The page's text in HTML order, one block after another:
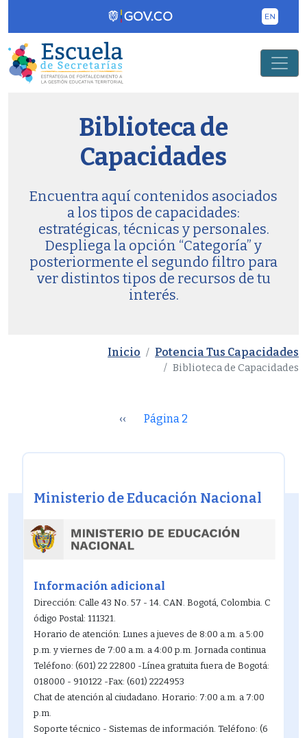
Pasar al contenido principal
Biblioteca de
Capacidades
Encuentra aquí contenidos asociados
a los tipos de capacidades:
estratégicas, técnicas y personales.
Despliega la opción “Categoría” y
posteriormente el segundo filtro para
ver distintos tipos de recursos de tu
interés.
Inicio Potencia Tus Capacidades
Biblioteca de Capacidades
‹‹ Página 2
Ministerio de Educación Nacional
Información adicional
Dirección: Calle 43 No. 57 - 14. CAN. Bogotá, Colombia. C
ódigo Postal: 111321.
Horario de atención: Lunes a jueves de 8:00 a.m. a 5:00
p.m. y viernes de 7:00 a.m. a 4:00 p.m. Jornada continua
Teléfono: (601) 22 22800 -Línea gratuita fuera de Bogotá:
018000 - 910122 -Fax: (601) 2224953
Chat de atención al ciudadano. Horario: 7:00 a.m. a 7:00
p.m.
Soporte técnico - Sistemas de información. Teléfono: (6